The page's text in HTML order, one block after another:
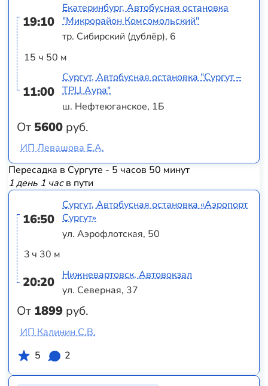
19:10
15 ч 50 м
11:00
От 5600 руб.
Екатеринбург, Автобусная остановка
"Микрорайон Комсомольский"
тр. Сибирский (дублёр), 6
Сургут, Автобусная остановка "Сургут –
ТРЦ Аура"
ш. Нефтеюганское, 1Б
ИП Левашова Е.А.
Пересадка в Сургуте - 5 часов 50 минут
1 день 1 часв пути
16:50
3 ч 30 м
20:20
От 1899 руб.
Сургут, Автобусная остановка «Аэропорт
Сургут»
ул. Аэрофлотская, 50
Нижневартовск, Автовокзал
ул. Северная, 37
ИП Калинин С.В.
5
2